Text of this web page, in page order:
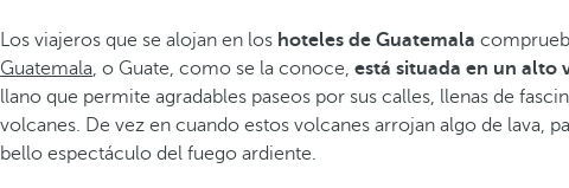
Los viajeros que se alojan en los hoteles de Guatemala
Guatemala, o Guate, como se la conoce, está situada en un alto
llano que permite agradables paseos por sus calles, llenas de
volcanes. De vez en cuando estos volcanes arrojan algo de lava,
bello espectáculo del fuego ardiente.